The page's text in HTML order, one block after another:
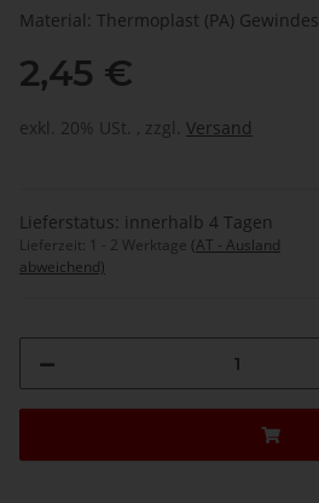
Material: Thermoplast (PA)
2,45 €
exkl. 20% USt. , zzgl. Versand
Lieferstatus: innerhalb 4 Tagen
Lieferzeit: 1 - 2 Werktage (AT - Ausland
abweichend)